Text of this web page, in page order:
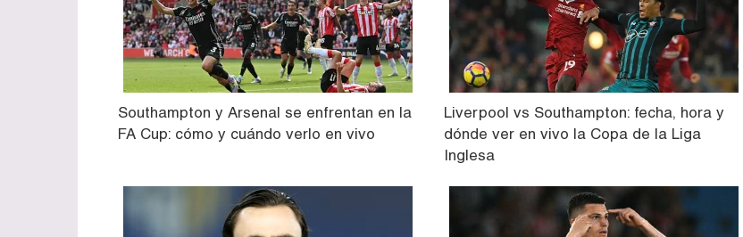
Southampton y Arsenal se enfrentan en la
FA Cup: cómo y cuándo verlo en vivo
Liverpool vs Southampton: fecha, hora y
dónde ver en vivo la Copa de la Liga
Inglesa